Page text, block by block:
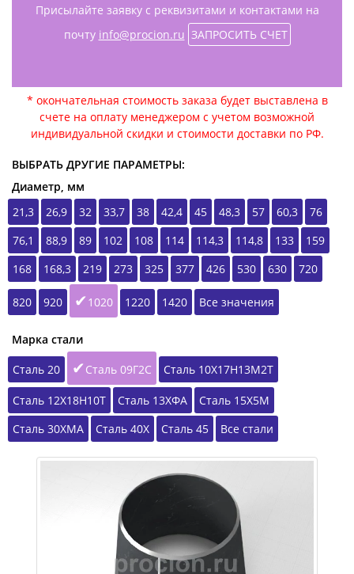
Присылайте заявку с реквизитами и контактами на
почту info@procion.ru ЗАПРОСИТЬ СЧЕТ
* окончательная стоимость заказа будет выставлена в
счете на оплату менеджером с учетом возможной
индивидуальной скидки и стоимости доставки по РФ.
ВЫБРАТЬ ДРУГИЕ ПАРАМЕТРЫ:
Диаметр, мм
21,3
26,9 32 33,7 38 42,4 45 48,3 57 60,3
76
76,1
88,9 89 102 108 114 114,3 114,8 133
159
168
168,3 219 273 325 377 426 530 630 720
820 920 1020 1220 1420 Все значения
Марка стали
Сталь 20
Сталь 09Г2С Сталь 10Х17Н13М2Т
Сталь 12Х18Н10Т Сталь 13ХФА
Сталь 15Х5М
Сталь 30ХМА
Сталь 40Х Сталь 45 Все стали